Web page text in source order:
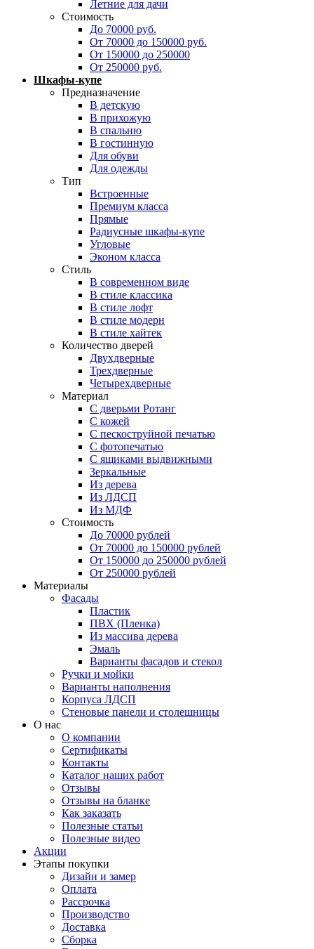
Летние для дачи
Стоимость
До 70000 руб.
От 70000 до 150000 руб.
От 150000 до 250000
От 250000 руб.
Шкафы-купе
Предназначение
В детскую
В прихожую
В спальню
В гостинную
Для обуви
Для одежды
Тип
Встроенные
Премиум класса
Прямые
Радиусные шкафы-купе
Угловые
Эконом класса
Стиль
В современном виде
В стиле классика
В стиле лофт
В стиле модерн
В стиле хайтек
Количество дверей
Двухдверные
Трехдверные
Четырехдверные
Материал
C дверьми Ротанг
C кожей
C пескоструйной печатью
C фотопечатью
C ящиками выдвижными
Зеркальные
Из дерева
Из ЛДСП
Из МДФ
Стоимость
До 70000 рублей
От 70000 до 150000 рублей
От 150000 до 250000 рублей
От 250000 рублей
Материалы
Фасады
Пластик
ПВХ (Пленка)
Из массива дерева
Эмаль
Варианты фасадов и стекол
Ручки и мойки
Варианты наполнения
Корпуса ЛДСП
Стеновые панели и столешницы
О нас
О компании
Сертификаты
Контакты
Каталог наших работ
Отзывы
Отзывы на бланке
Как заказать
Полезные статьи
Полезные видео
Акции
Этапы покупки
Дизайн и замер
Оплата
Рассрочка
Производство
Доставка
Сборка